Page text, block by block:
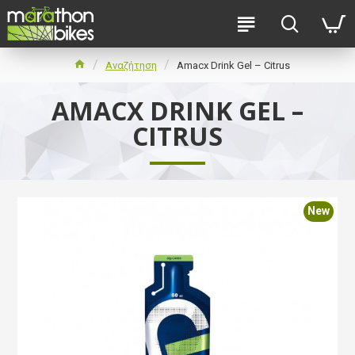
Αναζήτηση Amacx Drink Gel – Citrus
AMACX DRINK GEL –
CITRUS
New